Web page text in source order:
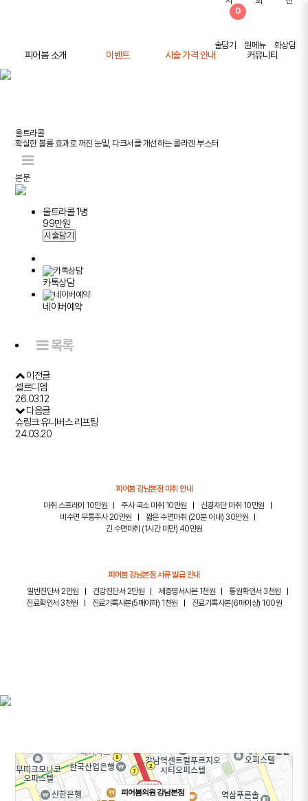
0
피어봄 소개 이벤트 시술 가격 안내 커뮤니티
울트라콜
확실한 볼륨 효과로 꺼진 눈밑, 다크서클 개선하는 콜라겐 부스터
본문
울트라콜 1병
99만원
시술담기
카톡상담
네이버예약
목록
이전글
셀르디엠
26.03.12
다음글
슈링크 유니버스 리프팅
24.03.20
피어봄 강남본점 마취 안내
마취 스프레이 10만원
주사 국소 마취 10만원
신경차단 마취 10만원
비수면 무통주사 20만원
짧은 수면마취 (20분 이내) 30만원
긴 수면마취 (1시간 미만) 40만원
피어봄 강남본점 서류 발급 안내
일반진단서 2만원
건강진단서 2만원 제증명서사본 1천원
통원확인서 3천원
진료확인서 3천원
진료기록사본(5매이하) 1천원 진료기록사본(6매이상) 100원
피어봄의원 강남본점